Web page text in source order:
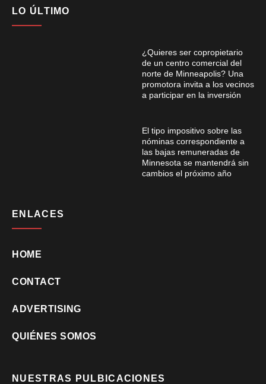
LO ÚLTIMO
¿Quieres ser copropietario
de un centro comercial del
norte de Minneapolis? Una
promotora invita a los vecinos
a participar en la inversión
El tipo impositivo sobre las
nóminas correspondiente a
las bajas remuneradas de
Minnesota se mantendrá sin
cambios el próximo año
ENLACES
HOME
CONTACT
ADVERTISING
QUIÉNES SOMOS
NUESTRAS PULBICACIONES